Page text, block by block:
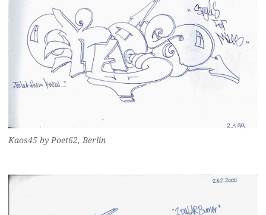
Kaos45 by Poet62, Berlin